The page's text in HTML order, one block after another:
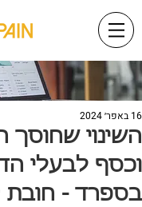
השינוי שחוסך
וכסף לבעלי
בספרד - חובת
16 באפר׳ 2024